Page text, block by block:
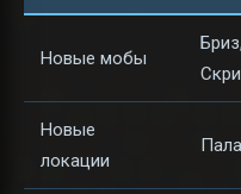
Новые мобы
Новые
локации